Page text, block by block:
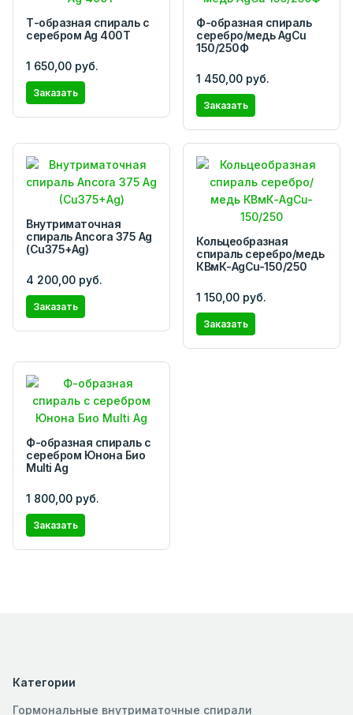
Т-образная спираль с
серебром Ag 400T
1 650,00 руб.
Заказать
Ф-образная спираль
серебро/медь AgCu
150/250Ф
1 450,00 руб.
Заказать
Внутриматочная
спираль Ancora 375 Ag
(Cu375+Ag)
4 200,00 руб.
Заказать
Кольцеобразная
спираль серебро/медь
КВмК-AgCu-150/250
1 150,00 руб.
Заказать
Ф-образная спираль с
серебром Юнона Био
Multi Ag
1 800,00 руб.
Заказать
Категории
Гормональные внутриматочные спирали